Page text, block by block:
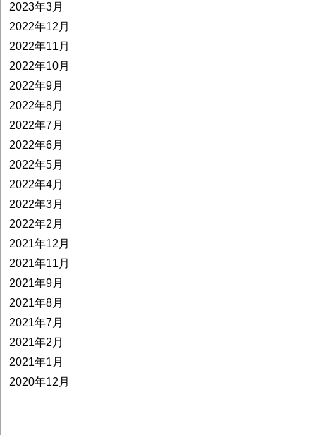
2023年3月
2022年12月
2022年11月
2022年10月
2022年9月
2022年8月
2022年7月
2022年6月
2022年5月
2022年4月
2022年3月
2022年2月
2021年12月
2021年11月
2021年9月
2021年8月
2021年7月
2021年2月
2021年1月
2020年12月